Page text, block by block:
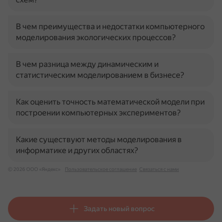
В чем преимущества и недостатки компьютерного
моделирования экологических процессов?
В чем разница между динамическим и
статистическим моделированием в бизнесе?
Как оценить точность математической модели при
построении компьютерных экспериментов?
Какие существуют методы моделирования в
информатике и других областях?
© 2026 ООО «Яндекс» Пользовательское соглашение Связаться с нами
Задать новый вопрос